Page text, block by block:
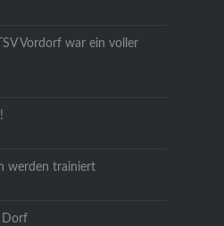
Vordorf war ein voller
werden trainiert
Dorf